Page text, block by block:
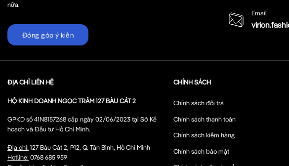
nữa.
Đóng góp ý kiến
Email
ĐỊA CHỈ LIÊN HỆ
HỘ KINH DOANH NGỌC TRÂM 127 BÀU CÁT 2
GPKD số 41N8157268 cấp ngày 02/06/2023 tại Sở Kế
hoạch và Đầu tư Hồ Chí Minh.
Địa chỉ:127 Bàu Cát 2, P12, Q. Tân Bình, Hồ Chí Minh
Hotline:0768 685 959
CHÍNH SÁCH
Chính sách đổi trả
Chính sách thanh toán
Chính sách kiểm hàng
Chính sách bảo mật